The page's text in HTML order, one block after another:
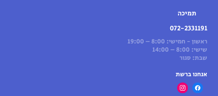
תמיכה
072-2331191
ראשון - חמישי: 8:00 – 19:00
שישי: 8:00 – 14:00
שבת: סגור
אנחנו ברשת